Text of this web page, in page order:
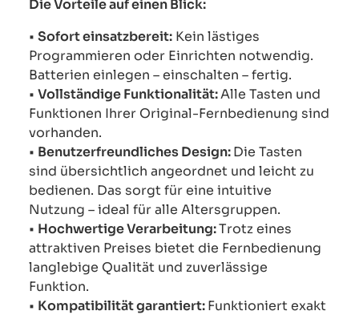
Die Vorteile auf einen Blick:
• Sofort einsatzbereit: Kein lästiges
Programmieren oder Einrichten notwendig.
Batterien einlegen – einschalten – fertig.
• Vollständige Funktionalität:Alle Tasten und
Funktionen Ihrer Original-Fernbedienung sind
vorhanden.
• Benutzerfreundliches Design:Die Tasten
sind übersichtlich angeordnet und leicht zu
bedienen. Das sorgt für eine intuitive
Nutzung – ideal für alle Altersgruppen.
• Hochwertige Verarbeitung:Trotz eines
attraktiven Preises bietet die Fernbedienung
langlebige Qualität und zuverlässige
Funktion.
• Kompatibilität garantiert:Funktioniert exakt